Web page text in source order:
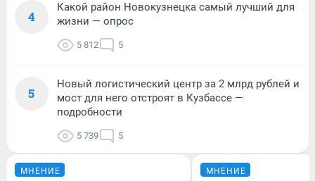
4
Какой район Новокузнецка самый лучший для
жизни — опрос
5 812 5
5
Новый логистический центр за 2 млрд рублей и
мост для него отстроят в Кузбассе —
подробности
5 739 5
МНЕНИЕ МНЕНИЕ